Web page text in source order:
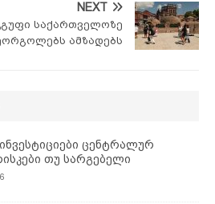
NEXT
საქართველოზე
ამზადებს
ცენტრალურ
თუ სარგებელი